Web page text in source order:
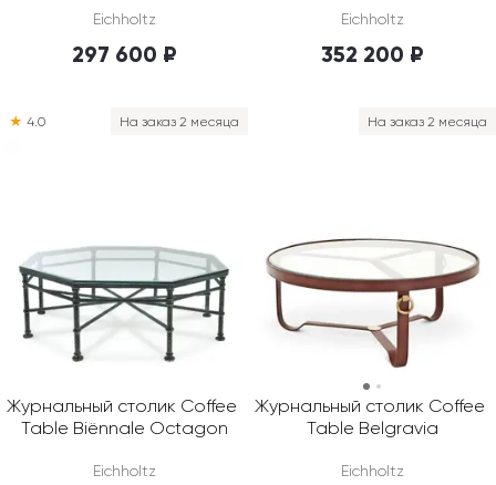
Eichholtz
297 600 ₽
Eichholtz
352 200 ₽
Журнальный столик Coffee
Table Biënnale Octagon
Eichholtz
На заказ 2 месяца
★ 4.0
Журнальный столик Coffee
Table Belgravia
Eichholtz
На заказ 2 месяца